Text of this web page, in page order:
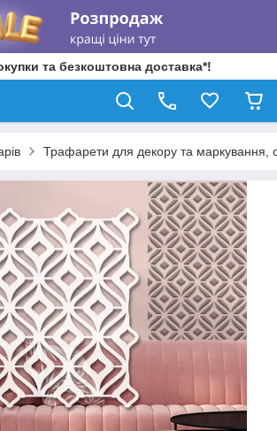
та безкоштовна доставка*!
Трафарети для декору та маркування,